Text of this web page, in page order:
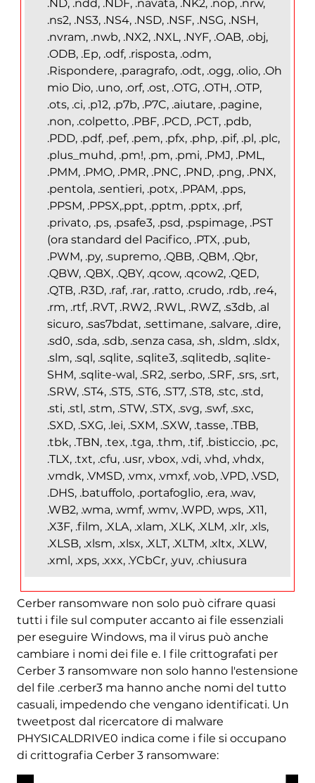
.ND, .ndd, .NDF, .navata, .NK2, .nop, .nrw,
.ns2, .NS3, .NS4, .NSD, .NSF, .NSG, .NSH,
.nvram, .nwb, .NX2, .NXL, .NYF, .OAB, .obj,
.ODB, .Ep, .odf, .risposta, .odm,
.Rispondere, .paragrafo, .odt, .ogg, .olio, .Oh
mio Dio, .uno, .orf, .ost, .OTG, .OTH, .OTP,
.ots, .ci, .p12, .p7b, .P7C, .aiutare, .pagine,
.non, .colpetto, .PBF, .PCD, .PCT, .pdb,
.PDD, .pdf, .pef, .pem, .pfx, .php, .pif, .pl, .plc,
.plus_muhd, .pm!, .pm, .pmi, .PMJ, .PML,
.PMM, .PMO, .PMR, .PNC, .PND, .png, .PNX,
.pentola, .sentieri, .potx, .PPAM, .pps,
.PPSM, .PPSX,.ppt, .pptm, .pptx, .prf,
.privato, .ps, .psafe3, .psd, .pspimage, .PST
(ora standard del Pacifico, .PTX, .pub,
.PWM, .py, .supremo, .QBB, .QBM, .Qbr,
.QBW, .QBX, .QBY, .qcow, .qcow2, .QED,
.QTB, .R3D, .raf, .rar, .ratto, .crudo, .rdb, .re4,
.rm, .rtf, .RVT, .RW2, .RWL, .RWZ, .s3db, .al
sicuro, .sas7bdat, .settimane, .salvare, .dire,
.sd0, .sda, .sdb, .senza casa, .sh, .sldm, .sldx,
.slm, .sql, .sqlite, .sqlite3, .sqlitedb, .sqlite-
SHM, .sqlite-wal, .SR2, .serbo, .SRF, .srs, .srt,
.SRW, .ST4, .ST5, .ST6, .ST7, .ST8, .stc, .std,
.sti, .stl, .stm, .STW, .STX, .svg, .swf, .sxc,
.SXD, .SXG, .lei, .SXM, .SXW, .tasse, .TBB,
.tbk, .TBN, .tex, .tga, .thm, .tif, .bisticcio, .pc,
.TLX, .txt, .cfu, .usr, .vbox, .vdi, .vhd, .vhdx,
.vmdk, .VMSD, .vmx, .vmxf, .vob, .VPD, .VSD,
.DHS, .batuffolo, .portafoglio, .era, .wav,
.WB2, .wma, .wmf, .wmv, .WPD, .wps, .X11,
.X3F, .film, .XLA, .xlam, .XLK, .XLM, .xlr, .xls,
.XLSB, .xlsm, .xlsx, .XLT, .XLTM, .xltx, .XLW,
.xml, .xps, .xxx, .YCbCr, .yuv, .chiusura
Cerber ransomware non solo può cifrare quasi
tutti i file sul computer accanto ai file essenziali
per eseguire Windows, ma il virus può anche
cambiare i nomi dei file e. I file crittografati per
Cerber 3 ransomware non solo hanno l'estensione
del file .cerber3 ma hanno anche nomi del tutto
casuali, impedendo che vengano identificati. Un
tweetpost dal ricercatore di malware
PHYSICALDRIVE0 indica come i file si occupano
di crittografia Cerber 3 ransomware: